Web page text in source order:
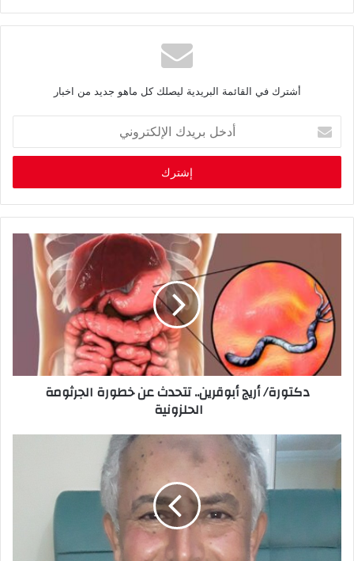
أشترك في القائمة البريدية ليصلك كل ماهو جديد من اخبار
خ
ب
ر
ر
دكتورة/ أريج أبوقرين.. تتحدث عن خطورة الجرثومة
الحلزونية